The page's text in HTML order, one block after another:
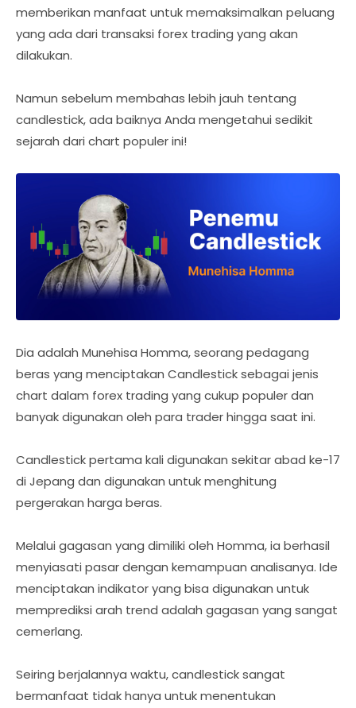
memberikan manfaat untuk memaksimalkan peluang
yang ada dari transaksi forex trading yang akan
dilakukan.
Namun sebelum membahas lebih jauh tentang
candlestick, ada baiknya Anda mengetahui sedikit
sejarah dari chart populer ini!
Dia adalah Munehisa Homma, seorang pedagang
beras yang menciptakan Candlestick sebagai jenis
chart dalam forex trading yang cukup populer dan
banyak digunakan oleh para trader hingga saat ini.
Candlestick pertama kali digunakan sekitar abad ke-17
di Jepang dan digunakan untuk menghitung
pergerakan harga beras.
Melalui gagasan yang dimiliki oleh Homma, ia berhasil
menyiasati pasar dengan kemampuan analisanya. Ide
menciptakan indikator yang bisa digunakan untuk
memprediksi arah trend adalah gagasan yang sangat
cemerlang.
Seiring berjalannya waktu, candlestick sangat
bermanfaat tidak hanya untuk menentukan